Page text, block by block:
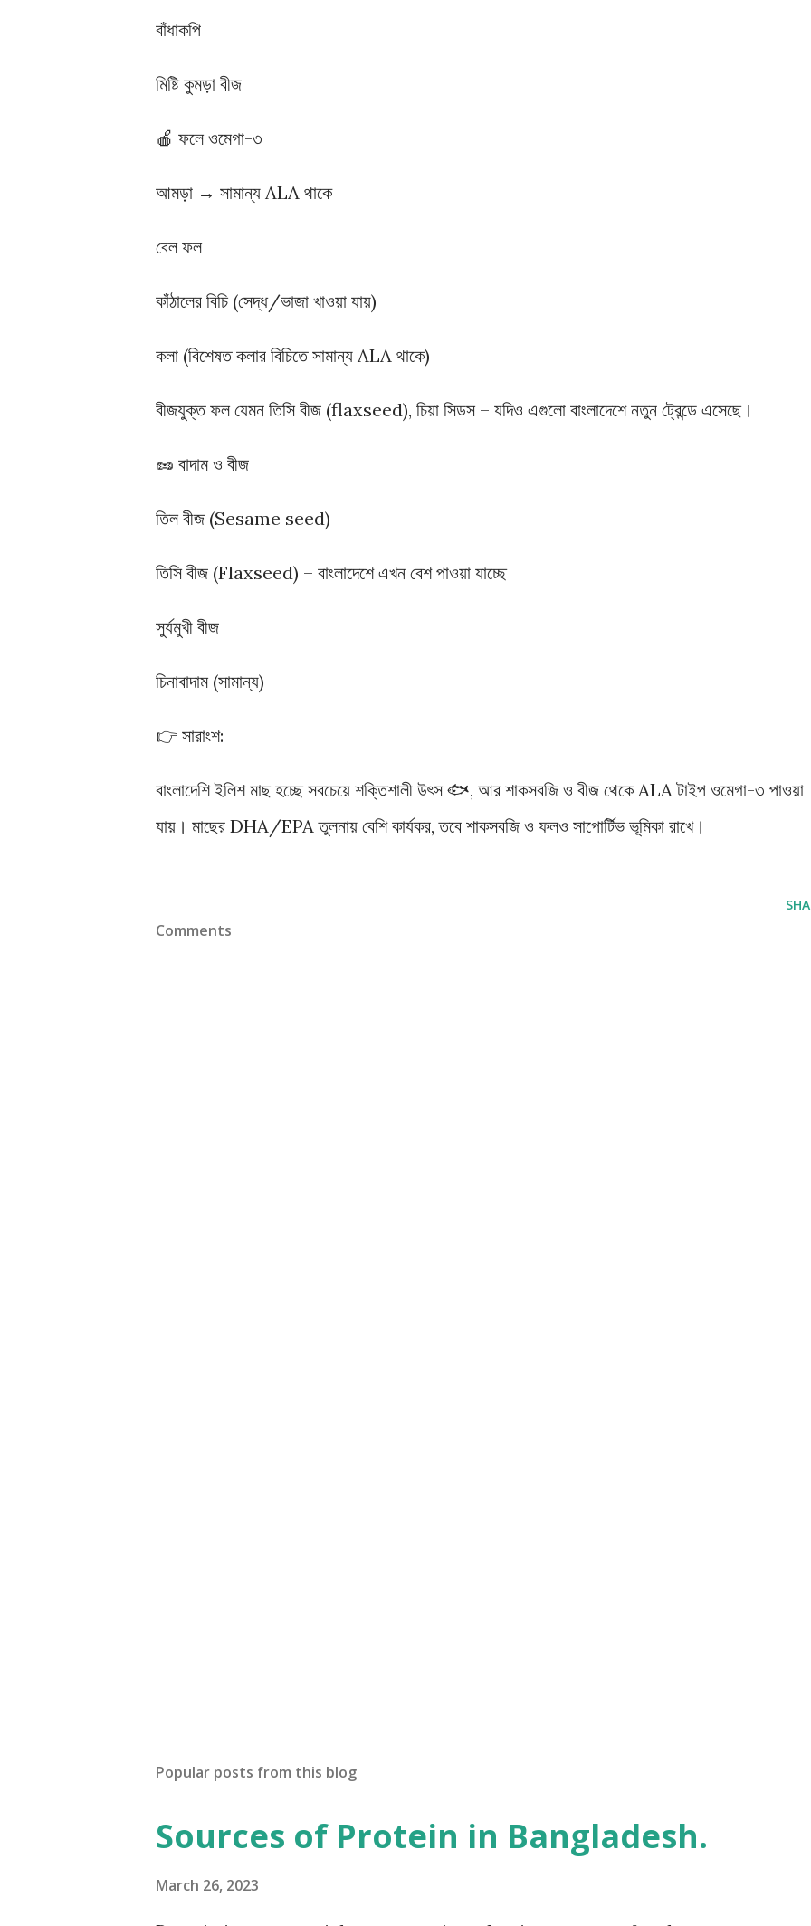
বাঁধাকপি
মিষ্টি কুমড়া বীজ
🍎 ফলে ওমেগা-৩
আমড়া → সামান্য ALA থাকে
বেল ফল
কাঁঠালের বিচি (সেদ্ধ/ভাজা খাওয়া যায়)
কলা (বিশেষত কলার বিচিতে সামান্য ALA থাকে)
বীজযুক্ত ফল যেমন তিসি বীজ (flaxseed), চিয়া সিডস – যদিও এগুলো বাংলাদেশে নতুন ট্রেন্ডে এসেছে।
🥜 বাদাম ও বীজ
তিল বীজ (Sesame seed)
তিসি বীজ (Flaxseed) – বাংলাদেশে এখন বেশ পাওয়া যাচ্ছে
সুর্যমুখী বীজ
চিনাবাদাম (সামান্য)
👉 সারাংশ:
বাংলাদেশি ইলিশ মাছ হচ্ছে সবচেয়ে শক্তিশালী উৎস 🐟, আর শাকসবজি ও বীজ থেকে ALA টাইপ ওমেগা-৩ পাওয়া
যায়। মাছের DHA/EPA তুলনায় বেশি কার্যকর, তবে শাকসবজি ও ফলও সাপোর্টিভ ভূমিকা রাখে।
Comments
Popular posts from this blog
Sources of Protein in Bangladesh.
March 26, 2023